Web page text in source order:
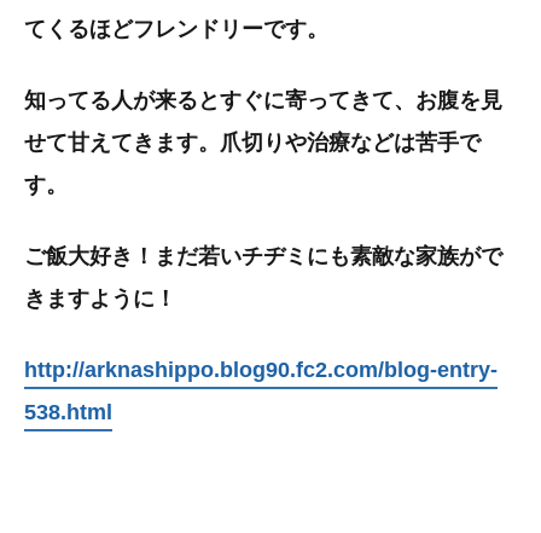
てくるほどフレンドリーです。
知ってる人が来るとすぐに寄ってきて、お腹を見
せて甘えてきます。爪切りや治療などは苦手で
す。
ご飯大好き！まだ若いチヂミにも素敵な家族がで
きますように！
http://arknashippo.blog90.fc2.com/blog-entry-
538.html